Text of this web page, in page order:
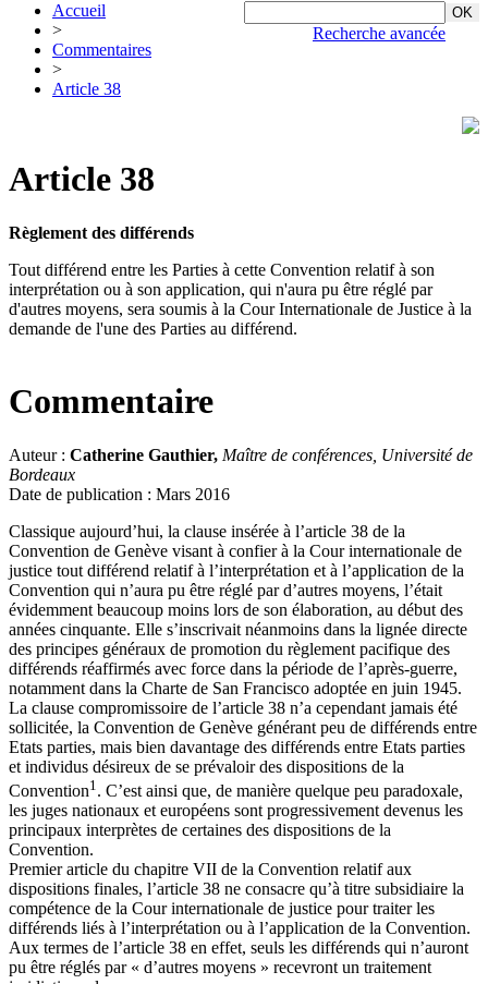
Recherche avancée
Accueil
>
Commentaires
>
Article 38
Article 38
Règlement des différends
Tout différend entre les Parties à cette Convention relatif à son
interprétation ou à son application, qui n'aura pu être réglé par
d'autres moyens, sera soumis à la Cour Internationale de Justice à la
demande de l'une des Parties au différend.
Commentaire
Auteur : Catherine Gauthier, Maître de conférences, Université de
Bordeaux
Date de publication : Mars 2016
Classique aujourd’hui, la clause insérée à l’article 38 de la
Convention de Genève visant à confier à la Cour internationale de
justice tout différend relatif à l’interprétation et à l’application de la
Convention qui n’aura pu être réglé par d’autres moyens, l’était
évidemment beaucoup moins lors de son élaboration, au début des
années cinquante. Elle s’inscrivait néanmoins dans la lignée directe
des principes généraux de promotion du règlement pacifique des
différends réaffirmés avec force dans la période de l’après-guerre,
notamment dans la Charte de San Francisco adoptée en juin 1945.
La clause compromissoire de l’article 38 n’a cependant jamais été
sollicitée, la Convention de Genève générant peu de différends entre
Etats parties, mais bien davantage des différends entre Etats parties
et individus désireux de se prévaloir des dispositions de la
Convention1 . C’est ainsi que, de manière quelque peu paradoxale,
les juges nationaux et européens sont progressivement devenus les
principaux interprètes de certaines des dispositions de la
Convention.
Premier article du chapitre VII de la Convention relatif aux
dispositions finales, l’article 38 ne consacre qu’à titre subsidiaire la
compétence de la Cour internationale de justice pour traiter les
différends liés à l’interprétation ou à l’application de la Convention.
Aux termes de l’article 38 en effet, seuls les différends qui n’auront
pu être réglés par « d’autres moyens » recevront un traitement